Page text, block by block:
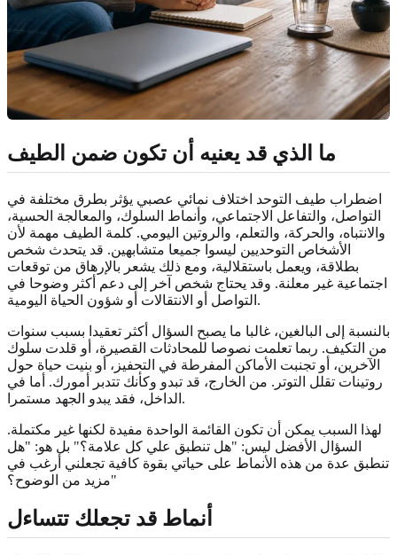
ما الذي قد يعنيه أن تكون ضمن الطيف
اضطراب طيف التوحد اختلاف نمائي عصبي يؤثر بطرق مختلفة في
التواصل، والتفاعل الاجتماعي، وأنماط السلوك، والمعالجة الحسية،
والانتباه، والحركة، والتعلم، والروتين اليومي. كلمة الطيف مهمة لأن
الأشخاص التوحديين ليسوا جميعا متشابهين. قد يتحدث شخص
بطلاقة، ويعمل باستقلالية، ومع ذلك يشعر بالإرهاق من توقعات
اجتماعية غير معلنة. وقد يحتاج شخص آخر إلى دعم أكثر وضوحا في
التواصل أو الانتقالات أو شؤون الحياة اليومية.
بالنسبة إلى البالغين، غالبا ما يصبح السؤال أكثر تعقيدا بسبب سنوات
من التكيف. ربما تعلمت نصوصا للمحادثات القصيرة، أو قلدت سلوك
الآخرين، أو تجنبت الأماكن المفرطة في التحفيز، أو بنيت حياة حول
روتينات تقلل التوتر. من الخارج، قد تبدو وكأنك تتدبر أمورك. أما في
الداخل، فقد يبدو الجهد مستمرا.
لهذا السبب يمكن أن تكون القائمة الواحدة مفيدة لكنها غير مكتملة.
السؤال الأفضل ليس: "هل تنطبق علي كل علامة؟" بل هو: "هل
تنطبق عدة من هذه الأنماط على حياتي بقوة كافية تجعلني أرغب في
مزيد من الوضوح؟"
أنماط قد تجعلك تتساءل